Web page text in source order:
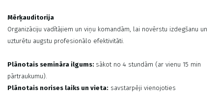
Mērķauditorija
Organizāciju vadītājiem un viņu komandām, lai novērstu izdegšanu un
uzturētu augstu profesionālo efektivitāti.
Plānotais semināra ilgums: sākot no 4 stundām (ar vienu 15 min
pārtraukumu).
Plānotais norises laiks un vieta: savstarpēji vienojoties